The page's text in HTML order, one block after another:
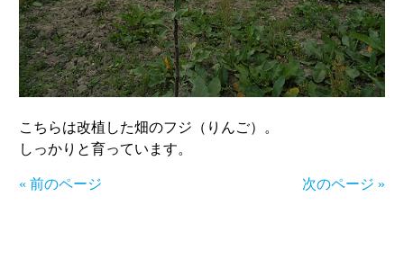
こちらは改植した畑のフジ（りんご）。
しっかりと育っています。
« 前のページ 次のページ »